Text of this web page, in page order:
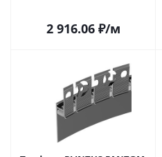
2 916.06₽/м